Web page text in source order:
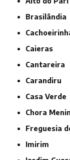
Brasilândia
Caieras
Cantareira
Carandiru
Casa Verde
Chora
Freguesia
Imirim